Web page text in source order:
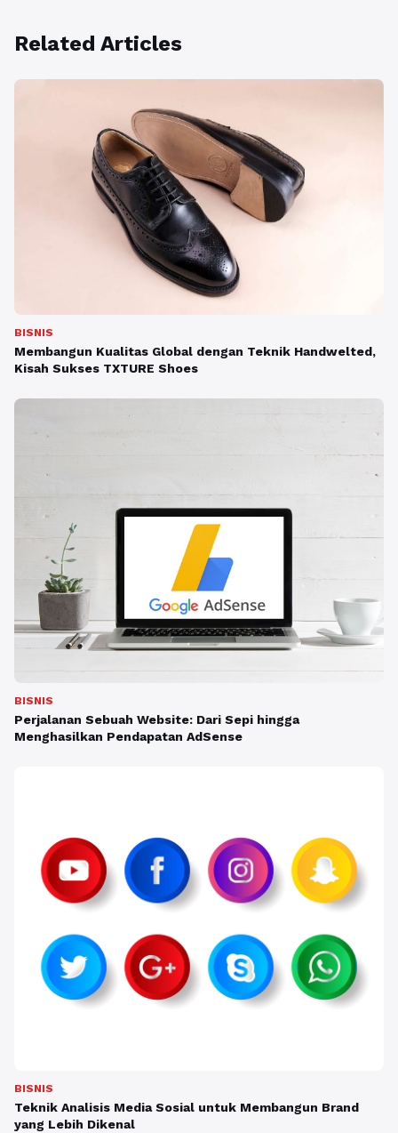
Related Articles
BISNIS
Membangun Kualitas Global dengan Teknik Handwelted,
Kisah Sukses TXTURE Shoes
BISNIS
Perjalanan Sebuah Website: Dari Sepi hingga
Menghasilkan Pendapatan AdSense
BISNIS
Teknik Analisis Media Sosial untuk Membangun Brand
yang Lebih Dikenal